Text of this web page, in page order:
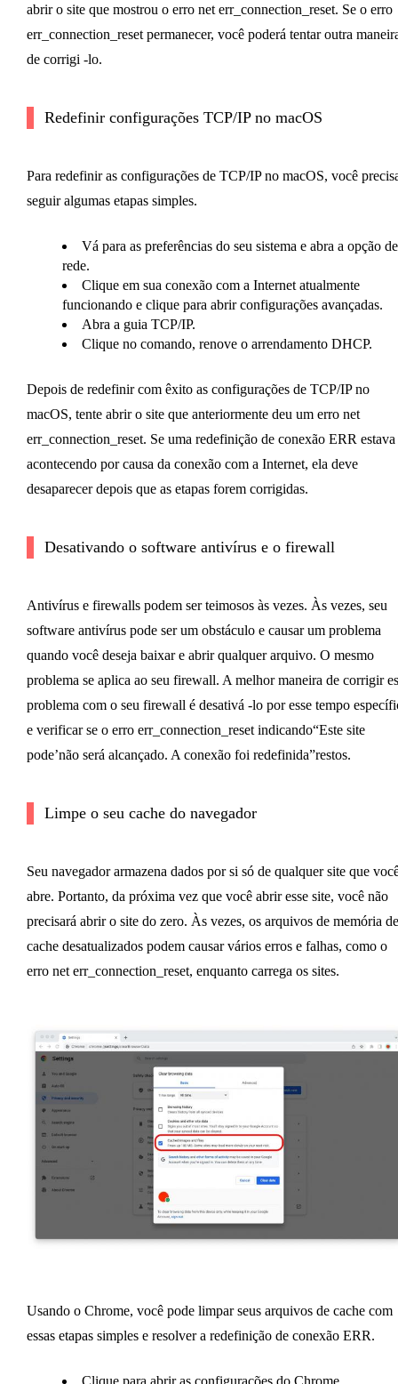
abrir o site que mostrou o erro net err_connection_reset. Se o erro
err_connection_reset permanecer, você poderá tentar outra
de corrigi -lo.
Redefinir configurações TCP/IP no macOS
Para redefinir as configurações de TCP/IP no macOS, você
seguir algumas etapas simples.
Vá para as preferências do seu sistema e abra a opção de
rede.
Clique em sua conexão com a Internet atualmente
funcionando e clique para abrir configurações avançadas.
Abra a guia TCP/IP.
Clique no comando, renove o arrendamento DHCP.
Depois de redefinir com êxito as configurações de TCP/IP no
macOS, tente abrir o site que anteriormente deu um erro net
err_connection_reset. Se uma redefinição de conexão ERR estava
acontecendo por causa da conexão com a Internet, ela deve
desaparecer depois que as etapas forem corrigidas.
Desativando o software antivírus e o firewall
Antivírus e firewalls podem ser teimosos às vezes. Às vezes, seu
software antivírus pode ser um obstáculo e causar um problema
quando você deseja baixar e abrir qualquer arquivo. O mesmo
problema se aplica ao seu firewall. A melhor maneira de corrigir
problema com o seu firewall é desativá -lo por esse tempo
e verificar se o erro err_connection_reset indicando“Este site
pode’não será alcançado. A conexão foi redefinida”restos.
Limpe o seu cache do navegador
Seu navegador armazena dados por si só de qualquer site que
abre. Portanto, da próxima vez que você abrir esse site, você não
precisará abrir o site do zero. Às vezes, os arquivos de memória de
cache desatualizados podem causar vários erros e falhas, como o
erro net err_connection_reset, enquanto carrega os sites.
Usando o Chrome, você pode limpar seus arquivos de cache com
essas etapas simples e resolver a redefinição de conexão ERR.
Clique para abrir as configurações do Chrome.